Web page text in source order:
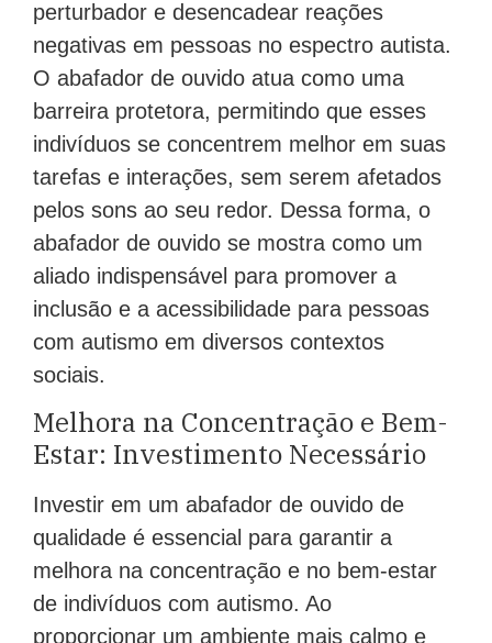
perturbador e desencadear reações
negativas em pessoas no espectro autista.
O abafador de ouvido atua como uma
barreira protetora, permitindo que esses
indivíduos se concentrem melhor em suas
tarefas e interações, sem serem afetados
pelos sons ao seu redor. Dessa forma, o
abafador de ouvido se mostra como um
aliado indispensável para promover a
inclusão e a acessibilidade para pessoas
com autismo em diversos contextos
sociais.
Melhora na Concentração e Bem-
Estar: Investimento Necessário
Investir em um abafador de ouvido de
qualidade é essencial para garantir a
melhora na concentração e no bem-estar
de indivíduos com autismo. Ao
proporcionar um ambiente mais calmo e